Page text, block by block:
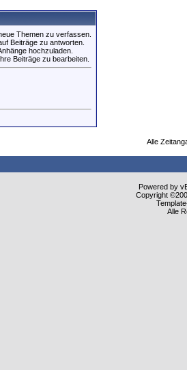
neue Themen zu verfassen.
auf Beiträge zu antworten.
Anhänge hochzuladen.
Ihre Beiträge zu bearbeiten.
Alle
Powered by
Copyright
Alle